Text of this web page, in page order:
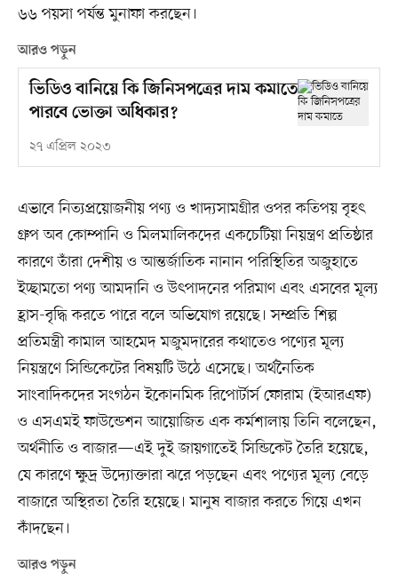
৬৬ পয়সা পর্যন্ত মুনাফা করছেন।
আরও পড়ুন
ভিডিও বানিয়ে কি জিনিসপত্রের দাম কমাতে
পারবে ভোক্তা অধিকার?
২৭ এপ্রিল ২০২৩
এভাবে নিত্যপ্রয়োজনীয় পণ্য ও খাদ্যসামগ্রীর ওপর কতিপয় বৃহৎ
গ্রুপ অব কোম্পানি ও মিলমালিকদের একচেটিয়া নিয়ন্ত্রণ প্রতিষ্ঠার
কারণে তাঁরা দেশীয় ও আন্তর্জাতিক নানান পরিস্থিতির অজুহাতে
ইচ্ছামতো পণ্য আমদানি ও উৎপাদনের পরিমাণ এবং এসবের মূল্য
হ্রাস-বৃদ্ধি করতে পারে বলে অভিযোগ রয়েছে। সম্প্রতি শিল্প
প্রতিমন্ত্রী কামাল আহমেদ মজুমদারের কথাতেও পণ্যের মূল্য
নিয়ন্ত্রণে সিন্ডিকেটের বিষয়টি উঠে এসেছে। অর্থনৈতিক
সাংবাদিকদের সংগঠন ইকোনমিক রিপোর্টার্স ফোরাম (ইআরএফ)
ও এসএমই ফাউন্ডেশন আয়োজিত এক কর্মশালায় তিনি বলেছেন,
অর্থনীতি ও বাজার—এই দুই জায়গাতেই সিন্ডিকেট তৈরি হয়েছে,
যে কারণে ক্ষুদ্র উদ্যোক্তারা ঝরে পড়ছেন এবং পণ্যের মূল্য বেড়ে
বাজারে অস্থিরতা তৈরি হয়েছে। মানুষ বাজার করতে গিয়ে এখন
কাঁদছেন।
আরও পড়ুন